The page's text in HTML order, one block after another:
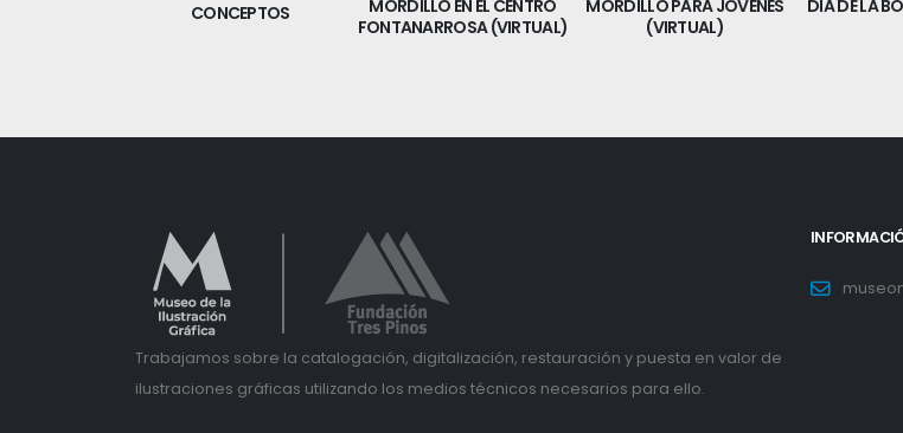
CONCEPTOS
MORDILLO EN EL CENTRO
FONTANARROSA (VIRTUAL)
MORDILLO PARA JOVENES
(VIRTUAL)
DIA DE LA
Trabajamos sobre la catalogación, digitalización, restauración y puesta en valor de
ilustraciones gráficas utilizando los medios técnicos necesarios para ello.